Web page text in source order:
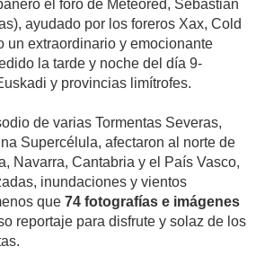
el foro de Meteored, Sebastián
ayudado por los foreros Xax, Cold
un extraordinario y emocionante
la tarde y noche del día 9-
y provincias limítrofes.
de varias Tormentas Severas,
Supercélula, afectaron al norte de
Navarra, Cantabria y el País Vasco,
inundaciones y vientos
que 74 fotografías e imágenes
reportaje para disfrute y solaz de los